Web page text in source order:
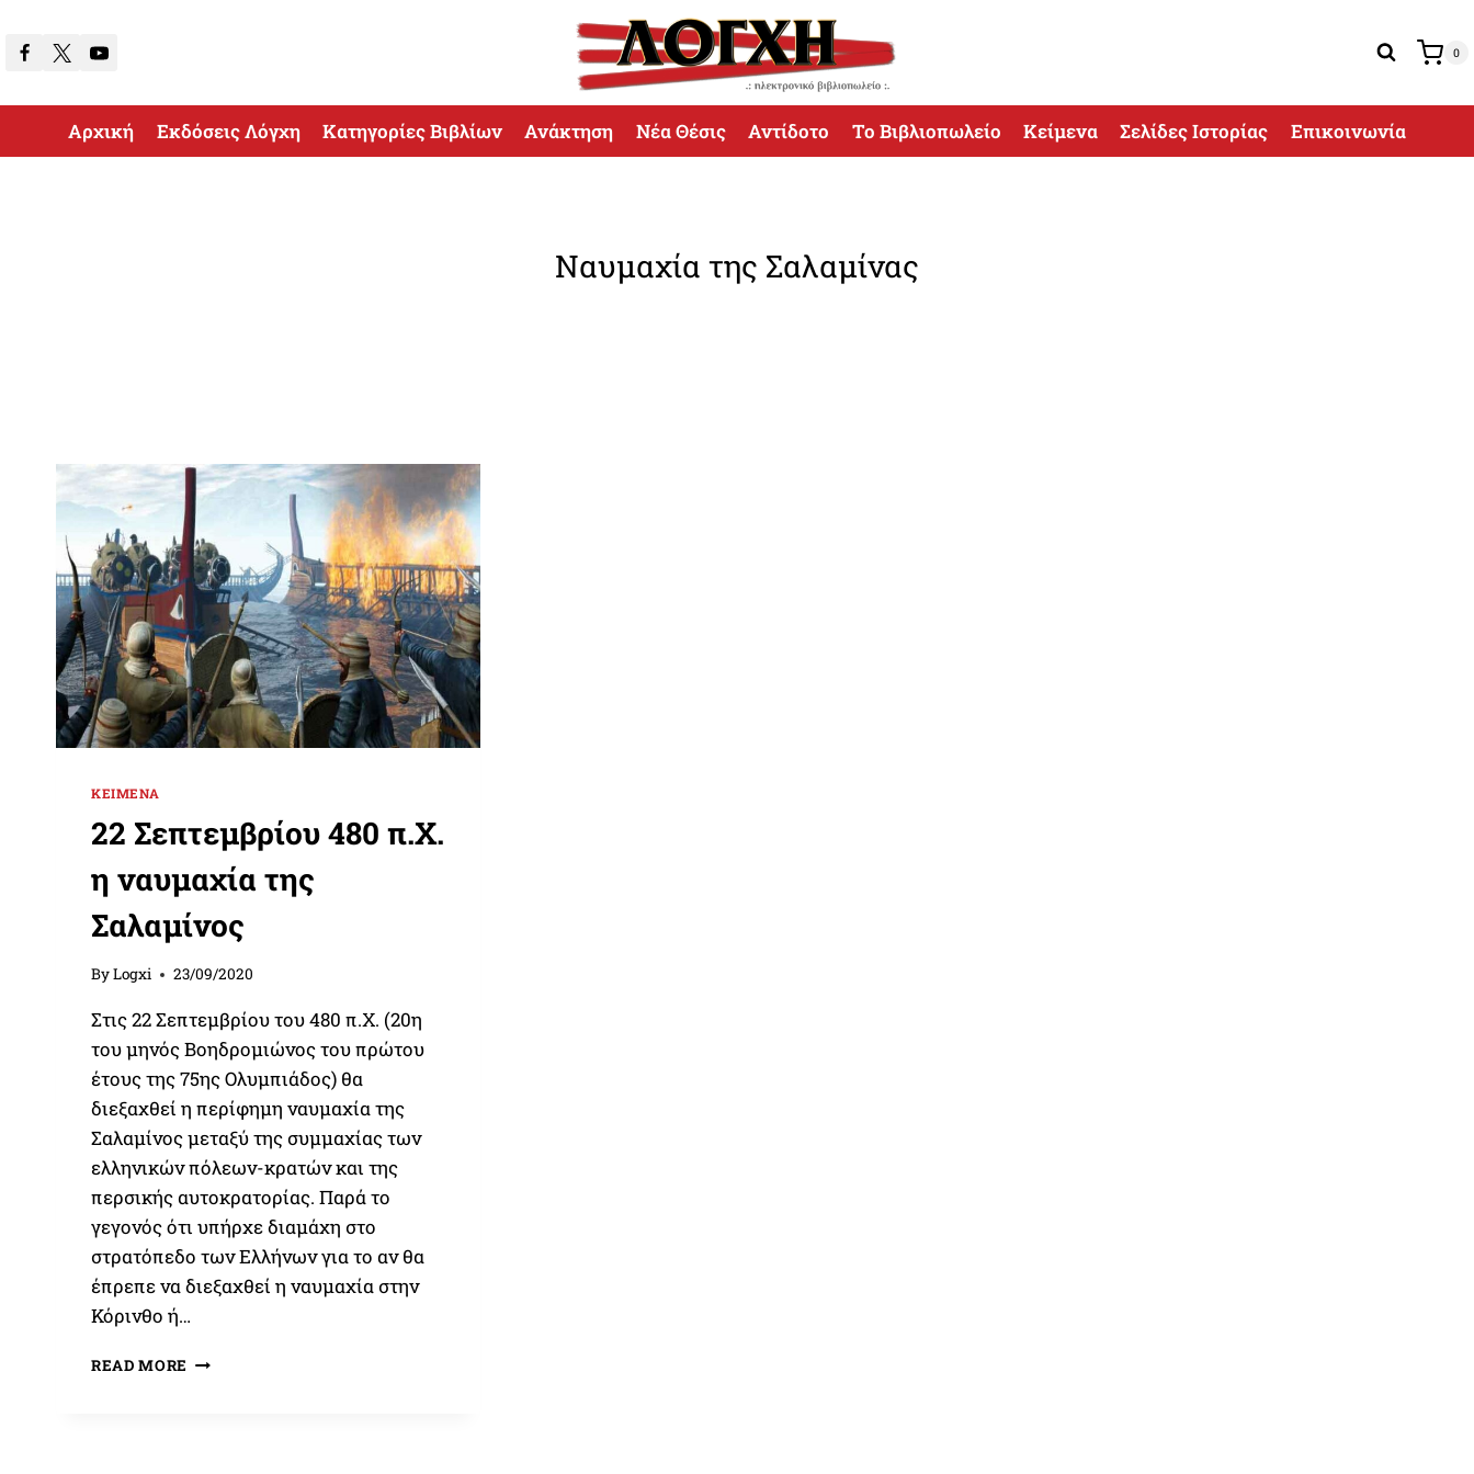
0
Αρχική Εκδόσεις Λόγχη Κατηγορίες Βιβλίων Ανάκτηση Νέα Θέσις Αντίδοτο Το Βιβλιοπωλείο Κείμενα Σελίδες Ιστορίας Επικοινωνία
Ναυμαχία της Σαλαμίνας
ΚΕΊΜΕΝΑ
22 Σεπτεμβρίου 480 π.Χ.
η ναυμαχία της
Σαλαμίνος
ByLogxi 23/09/2020
Στις 22 Σεπτεμβρίου του 480 π.Χ. (20η
του μηνός Βοηδρομιώνος του πρώτου
έτους της 75ης Ολυμπιάδος) θα
διεξαχθεί η περίφημη ναυμαχία της
Σαλαμίνος μεταξύ της συμμαχίας των
ελληνικών πόλεων-κρατών και της
περσικής αυτοκρατορίας. Παρά το
γεγονός ότι υπήρχε διαμάχη στο
στρατόπεδο των Ελλήνων για το αν θα
έπρεπε να διεξαχθεί η ναυμαχία στην
Κόρινθο ή…
READ MORE